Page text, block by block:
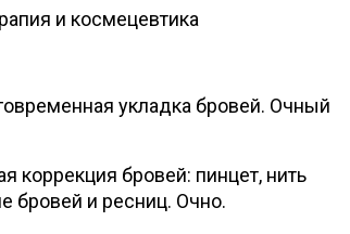
и космецевтика
укладка бровей. Очный
коррекция бровей: пинцет, нить
бровей и ресниц. Очно.